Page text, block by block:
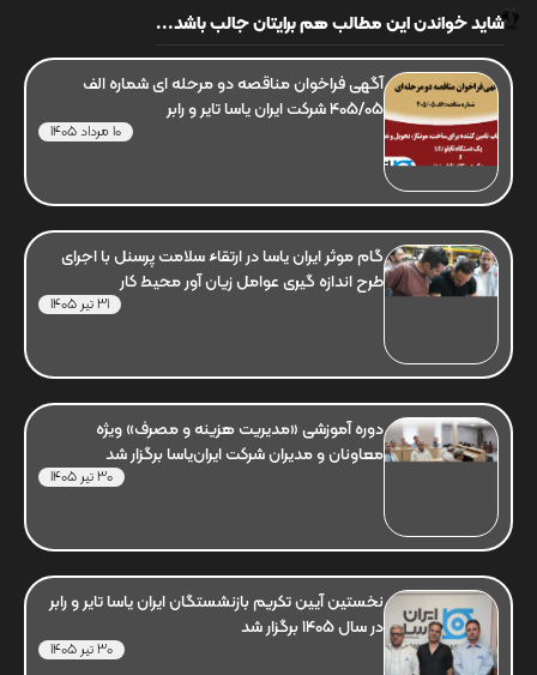
شاید خواندن این مطالب هم برایتان جالب باشد...
آگهی فراخوان مناقصه دو مرحله ای شماره الف
405/05 شرکت ایران یاسا تایر و رابر
10 مرداد 1405
گام موثر ایران یاسا در ارتقاء سلامت پرسنل با اجرای
طرح اندازه گیری عوامل زیان آور محیط کار
31 تیر 1405
دوره آموزشی «مدیریت هزینه و مصرف» ویژه
معاونان و مدیران شرکت ایران‌یاسا برگزار شد
30 تیر 1405
نخستین آیین تکریم بازنشستگان ایران یاسا تایر و رابر
در سال 1405 برگزار شد
30 تیر 1405